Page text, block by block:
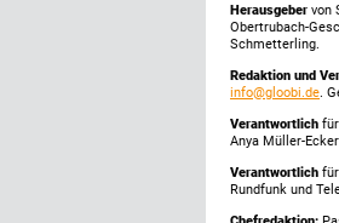
Herausgeber von
Obertrubach-
Schmetterling.
Redaktion und
info@gloobi.de.
Verantwortlich
Anya Müller-
Verantwortlich
Rundfunk und